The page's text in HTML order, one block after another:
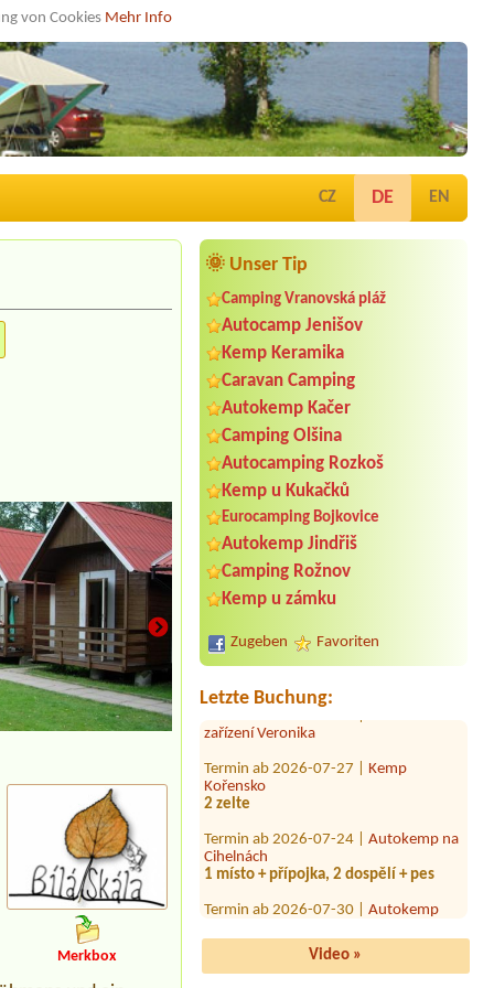
von Cookies Mehr Info
CZ DE EN
🌞 Unser Tip
Camping Vranovská pláž
Autocamp Jenišov
Kemp Keramika
Caravan Camping
Autokemp Kačer
Camping Olšina
Autocamping Rozkoš
Kemp u Kukačků
Eurocamping Bojkovice
Autokemp Jindřiš
Camping Rožnov
Kemp u zámku
Zugeben Favoriten
Letzte Buchung:
Termin ab 2026-07-31 |
Lido
4b Bungalow
Apollo
Chata C
Termin ab 2026-07-30 |
zařízení Veronika
Termin ab 2026-07-27 |
2 zelte
Termin ab 2026-07-24 |
1 místo + přípojka, 2 dospělí + pes
Termin ab 2026-07-30 |Autokemp
Video »
Areál chatek
Merkbox